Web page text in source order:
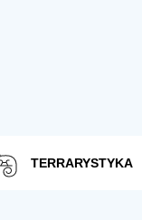
TERRARYSTYKA